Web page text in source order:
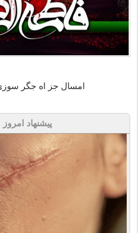
امسال جز اه جگر
پیشنهاد امروز